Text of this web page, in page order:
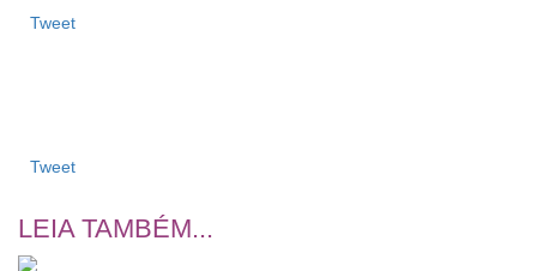
Tweet
Tweet
LEIA TAMBÉM...